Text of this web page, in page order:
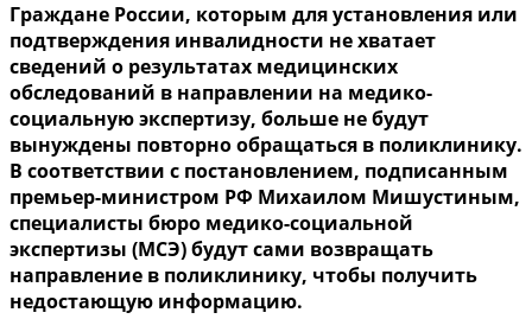
Граждане России, которым для установления или
подтверждения инвалидности не хватает
сведений о результатах медицинских
обследований в направлении на медико-
социальную экспертизу, больше не будут
вынуждены повторно обращаться в поликлинику.
В соответствии с постановлением, подписанным
премьер-министром РФ Михаилом Мишустиным,
специалисты бюро медико-социальной
экспертизы (МСЭ) будут сами возвращать
направление в поликлинику, чтобы получить
недостающую информацию.